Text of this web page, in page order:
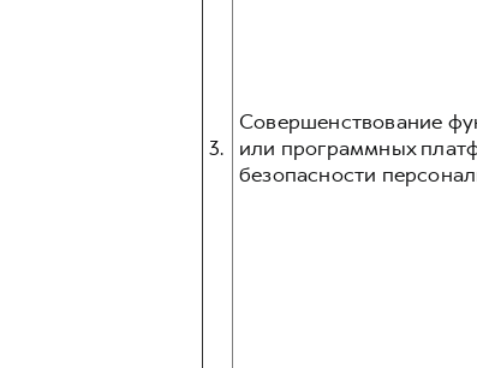
3.
Совершенствование
или программных
безопасности